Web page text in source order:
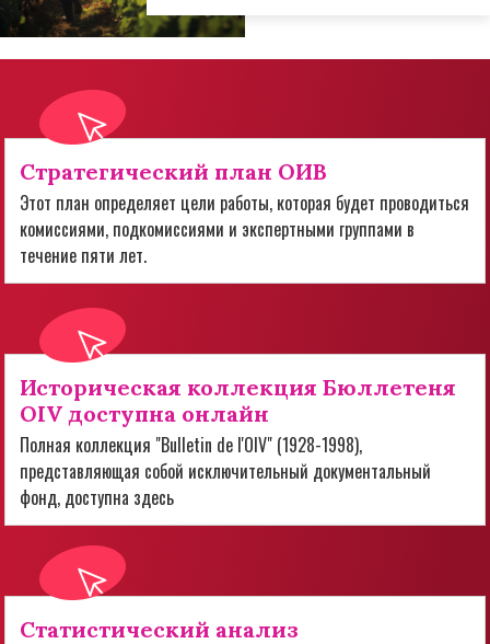
Стратегический план ОИВ
Этот план определяет цели работы, которая будет проводиться
комиссиями, подкомиссиями и экспертными группами в
течение пяти лет.
Историческая коллекция Бюллетеня
OIV доступна онлайн
Полная коллекция "Bulletin de l'OIV" (1928-1998),
представляющая собой исключительный документальный
фонд, доступна здесь
Статистический анализ